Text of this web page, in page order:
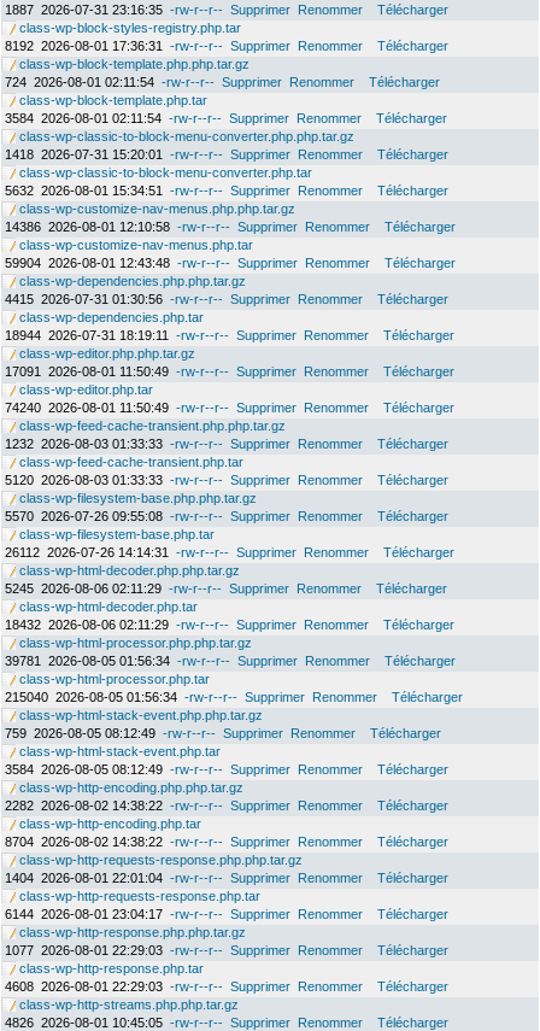
1887 2026-07-31 23:16:35 -rw-r--r-- Supprimer Renommer
Télécharger
class-wp-block-styles-registry.php.tar
8192 2026-08-01 17:36:31 -rw-r--r-- Supprimer Renommer
Télécharger
class-wp-block-template.php.php.tar.gz
724 2026-08-01 02:11:54 -rw-r--r-- Supprimer Renommer
Télécharger
class-wp-block-template.php.tar
3584 2026-08-01 02:11:54 -rw-r--r-- Supprimer Renommer
Télécharger
class-wp-classic-to-block-menu-converter.php.php.tar.gz
1418 2026-07-31 15:20:01 -rw-r--r-- Supprimer Renommer
Télécharger
class-wp-classic-to-block-menu-converter.php.tar
5632 2026-08-01 15:34:51 -rw-r--r-- Supprimer Renommer
Télécharger
class-wp-customize-nav-menus.php.php.tar.gz
14386 2026-08-01 12:10:58 -rw-r--r-- Supprimer Renommer
Télécharger
class-wp-customize-nav-menus.php.tar
59904 2026-08-01 12:43:48 -rw-r--r-- Supprimer Renommer
Télécharger
class-wp-dependencies.php.php.tar.gz
4415 2026-07-31 01:30:56 -rw-r--r-- Supprimer Renommer
Télécharger
class-wp-dependencies.php.tar
18944 2026-07-31 18:19:11 -rw-r--r-- Supprimer Renommer
Télécharger
class-wp-editor.php.php.tar.gz
17091
2026-08-01 11:50:49 -rw-r--r-- Supprimer Renommer
Télécharger
class-wp-editor.php.tar
74240 2026-08-01 11:50:49 -rw-r--r-- Supprimer Renommer
Télécharger
class-wp-feed-cache-transient.php.php.tar.gz
1232 2026-08-03 01:33:33 -rw-r--r-- Supprimer Renommer
Télécharger
class-wp-feed-cache-transient.php.tar
5120 2026-08-03 01:33:33 -rw-r--r-- Supprimer Renommer
Télécharger
class-wp-filesystem-base.php.php.tar.gz
5570 2026-07-26 09:55:08 -rw-r--r-- Supprimer Renommer
Télécharger
class-wp-filesystem-base.php.tar
26112 2026-07-26 14:14:31 -rw-r--r-- Supprimer Renommer
Télécharger
class-wp-html-decoder.php.php.tar.gz
5245 2026-08-06 02:11:29 -rw-r--r-- Supprimer Renommer
Télécharger
class-wp-html-decoder.php.tar
18432 2026-08-06 02:11:29 -rw-r--r-- Supprimer Renommer
Télécharger
class-wp-html-processor.php.php.tar.gz
39781
2026-08-05 01:56:34 -rw-r--r-- Supprimer Renommer
Télécharger
class-wp-html-processor.php.tar
215040 2026-08-05 01:56:34 -rw-r--r-- Supprimer Renommer
Télécharger
class-wp-html-stack-event.php.php.tar.gz
759 2026-08-05 08:12:49 -rw-r--r-- Supprimer Renommer
Télécharger
class-wp-html-stack-event.php.tar
3584 2026-08-05 08:12:49 -rw-r--r-- Supprimer Renommer
Télécharger
class-wp-http-encoding.php.php.tar.gz
2282 2026-08-02 14:38:22 -rw-r--r-- Supprimer Renommer
Télécharger
class-wp-http-encoding.php.tar
8704 2026-08-02 14:38:22 -rw-r--r-- Supprimer Renommer
Télécharger
class-wp-http-requests-response.php.php.tar.gz
1404 2026-08-01 22:01:04 -rw-r--r-- Supprimer Renommer
Télécharger
class-wp-http-requests-response.php.tar
6144 2026-08-01 23:04:17 -rw-r--r-- Supprimer Renommer
Télécharger
class-wp-http-response.php.php.tar.gz
1077 2026-08-01 22:29:03 -rw-r--r-- Supprimer Renommer
Télécharger
class-wp-http-response.php.tar
4608 2026-08-01 22:29:03 -rw-r--r-- Supprimer Renommer
Télécharger
class-wp-http-streams.php.php.tar.gz
4826 2026-08-01 10:45:05 -rw-r--r-- Supprimer Renommer
Télécharger